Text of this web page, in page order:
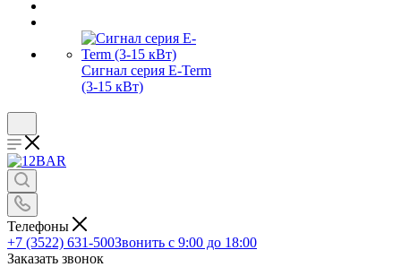
Сигнал серия E-Term
(3-15 кВт)
Телефоны
+7 (3522) 631-500Звонить с 9:00 до 18:00
Заказать звонок